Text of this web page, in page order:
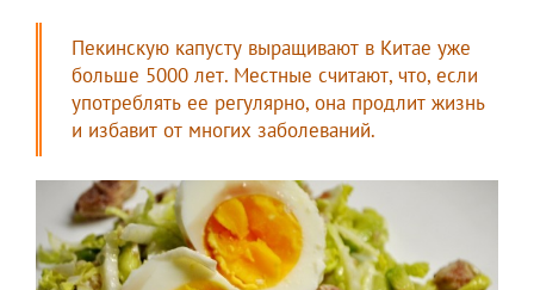
Пекинскую капусту выращивают в Китае уже
больше 5000 лет. Местные считают, что, если
употреблять ее регулярно, она продлит жизнь
и избавит от многих заболеваний.